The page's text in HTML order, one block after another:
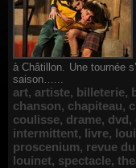
à Châtillon. Une tournée
saison…...
art, artiste, billeterie,
chanson, chapiteau,
coulisse, drame, dvd,
intermittent, livre,
proscenium, revue
louinet, spectacle,